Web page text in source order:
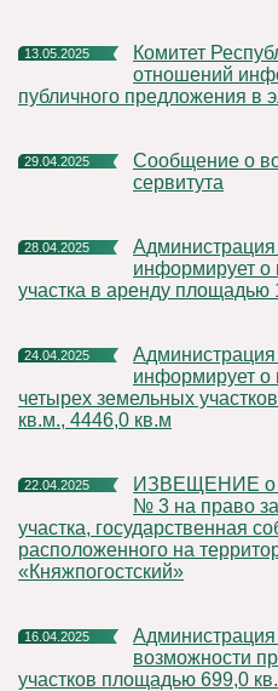
13.05.2025
Комитет Республики Коми имущественных и земельных
отношений
публичного предложения в
29.04.2025
Сообщение о возможном установлении публичного
сервитута
28.04.2025
Администрация муниципального округа «Княжпогостский»
информирует о
участка в аренду площадью
24.04.2025
Администрация муниципального округа «Княжпогостский»
информирует о
четырех земельных
кв.м., 4446,0 кв.м
22.04.2025
ИЗВЕЩЕНИЕ о проведении аукциона в электронной форме
№ 3 на право
участка, государственная
расположенного на
«Княжпогостский»
16.04.2025
Администрация МО «Княжпогостский» информирует о
возможности
участков площадью 699,0